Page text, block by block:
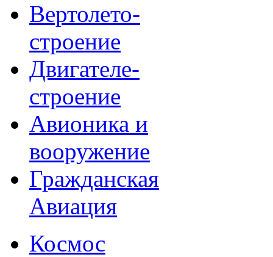
Вертолето-
строение
Двигателе-
строение
Авионика и
вооружение
Гражданская
Авиация
Космос